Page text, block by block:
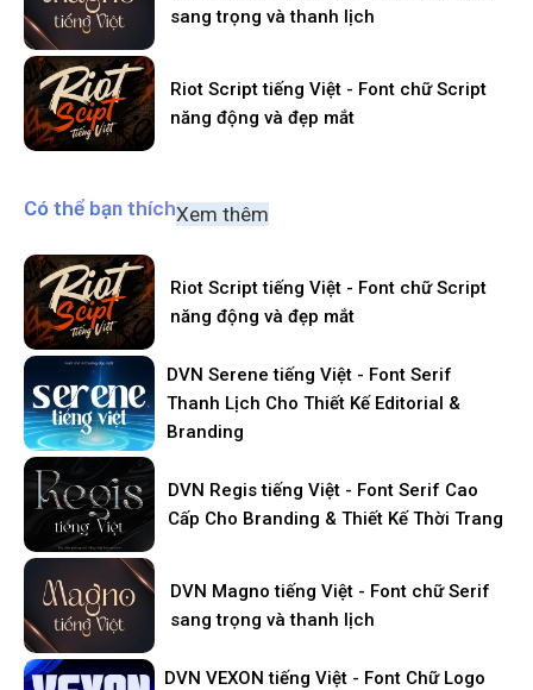
sang trọng và thanh lịch
Riot Script tiếng Việt - Font chữ Script
năng động và đẹp mắt
Có thể bạn thíchXem thêm
Riot Script tiếng Việt - Font chữ Script
năng động và đẹp mắt
DVN Serene tiếng Việt - Font Serif
Thanh Lịch Cho Thiết Kế Editorial &
Branding
DVN Regis tiếng Việt - Font Serif Cao
Cấp Cho Branding & Thiết Kế Thời Trang
DVN Magno tiếng Việt - Font chữ Serif
sang trọng và thanh lịch
DVN VEXON tiếng Việt - Font Chữ Logo